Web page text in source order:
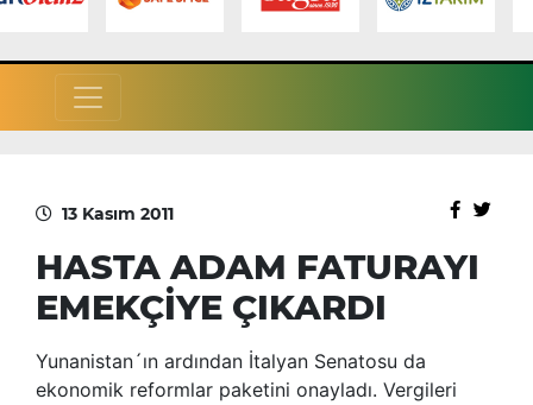
13 Kasım 2011
HASTA ADAM FATURAYI
EMEKÇİYE ÇIKARDI
Yunanistan´ın ardından İtalyan Senatosu da
ekonomik reformlar paketini onayladı. Vergileri